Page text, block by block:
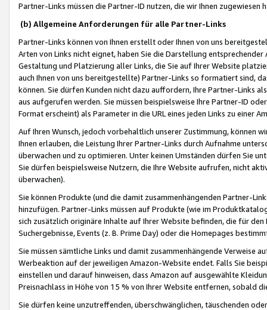
Partner-Links müssen die Partner-ID nutzen, die wir Ihnen zugewiesen
(b) Allgemeine Anforderungen für alle Partner-Links
Partner-Links können von Ihnen erstellt oder Ihnen von uns
Arten von Links nicht eignet, haben Sie die Darstellung
Gestaltung und Platzierung aller Links, die Sie auf Ihrer Website
auch Ihnen von uns bereitgestellte) Partner-Links so formatiert sind,
können. Sie dürfen Kunden nicht dazu auffordern, Ihre Partner-Links
aus aufgerufen werden. Sie müssen beispielsweise Ihre Partner-ID
Format erscheint) als Parameter in die URL eines jeden Links zu einer
Auf Ihren Wunsch, jedoch vorbehaltlich unserer Zustimmung, können
Ihnen erlauben, die Leistung Ihrer Partner-Links durch Aufnahme
überwachen und zu optimieren. Unter keinen Umständen dürfen Sie
Sie dürfen beispielsweise Nutzern, die Ihre Website aufrufen, nicht
überwachen).
Sie können Produkte (und die damit zusammenhängenden Partner-
hinzufügen. Partner-Links müssen auf Produkte (wie im
sich zusätzlich originäre Inhalte auf Ihrer Website befinden, die für
Suchergebnisse, Events (z. B. Prime Day) oder die Homepages
Sie müssen sämtliche Links und damit zusammenhängende
Werbeaktion auf der jeweiligen Amazon-Website endet. Falls Sie
einstellen und darauf hinweisen, dass Amazon auf ausgewählte
Preisnachlass in Höhe von 15 % von Ihrer Website entfernen, sobald
Sie dürfen keine unzutreffenden, überschwänglichen, täuschenden